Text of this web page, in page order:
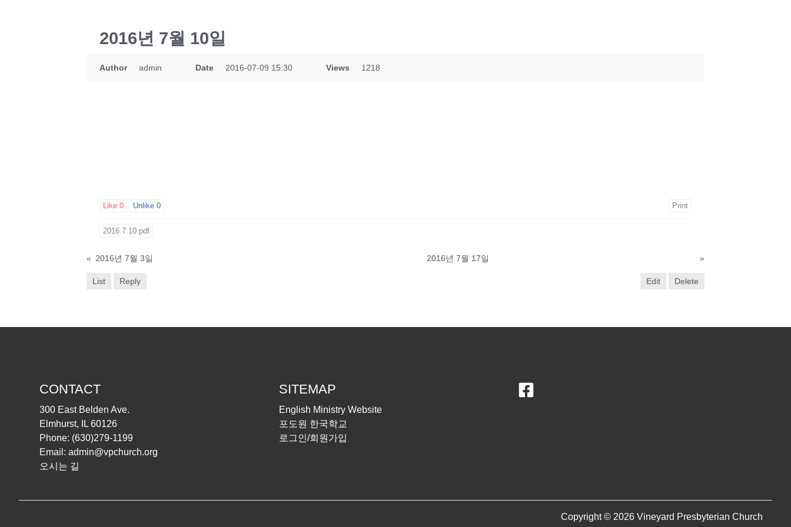
2016년 7월 10일
Author admin Date 2016-07-09 15:30 Views 1218
Like 0 Unlike 0 Print
2016.7.10.pdf
« 2016년 7월 3일 2016년 7월 17일 »
List Reply Edit Delete
CONTACT
300 East Belden Ave.
Elmhurst, IL 60126
Phone: (630)279-1199
Email: admin@vpchurch.org
오시는 길
SITEMAP
English Ministry Website
포도원 한국학교
로그인/회원가입
Copyright © 2026 Vineyard Presbyterian Church